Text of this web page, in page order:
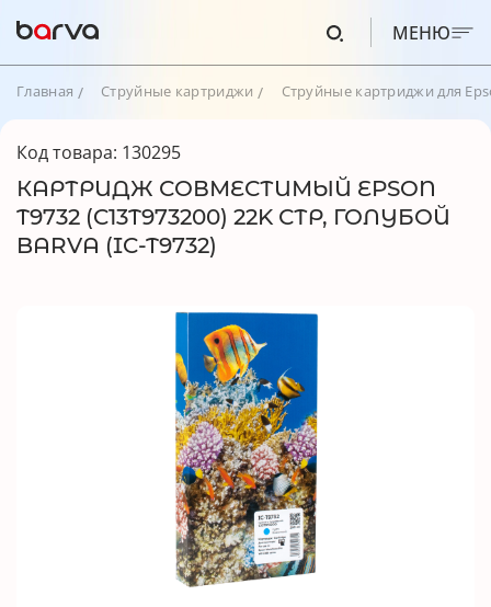
МЕНЮ
Главная Струйные картриджи Струйные картриджи для
Код товара: 130295
КАРТРИДЖ СОВМЕСТИМЫЙ EPSON
T9732 (C13T973200) 22K СТР, ГОЛУБОЙ
BARVA (IC-T9732)